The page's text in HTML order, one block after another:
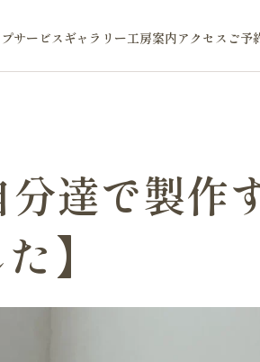
サービスギャラリー工房案内アクセス ご予
達で製作
】